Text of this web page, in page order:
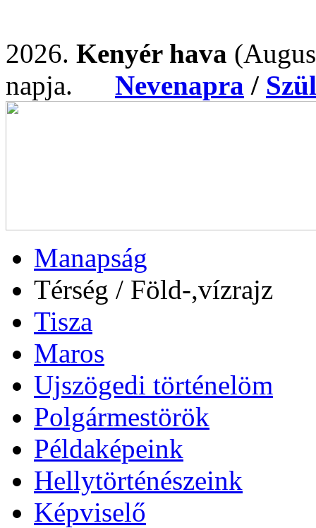
2026. Kenyér hava
napja. Nevenapra /
Manapság
Térség / Föld-,vízrajz
Tisza
Maros
Ujszögedi történelöm
Polgármestörök
Példaképeink
Hellytörténészeink
Képviselő